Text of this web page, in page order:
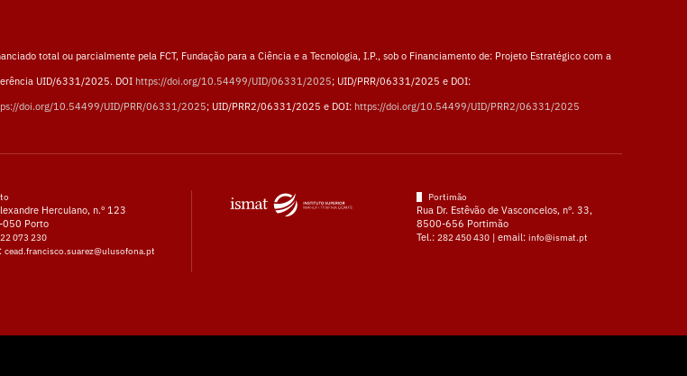
total ou parcialmente pela FCT, Fundação para a Ciência e a Tecnologia, I.P., sob o Financiamento de: Projeto Estratégico com a
UID/6331/2025. DOI https://doi.org/10.54499/UID/06331/2025; UID/PRR/06331/2025 e DOI:
doi.org/10.54499/UID/PRR/06331/2025; UID/PRR2/06331/2025 e DOI: https://doi.org/10.54499/UID/PRR2/06331/2025
Herculano, n.º 123
Porto
073 230
cead.francisco.suarez@ulusofona.pt
Portimão
Rua Dr. Estêvão de Vasconcelos, nº. 33,
8500-656 Portimão
Tel.:282 450 430 | email:info@ismat.pt